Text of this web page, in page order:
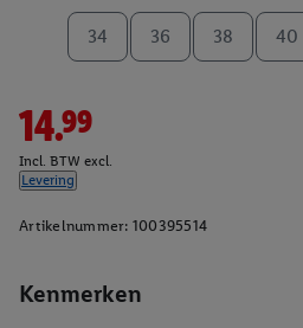
Kenmerken
34 36 38 40
14.99
Incl. BTW excl.
Levering
Artikelnummer: 100395514